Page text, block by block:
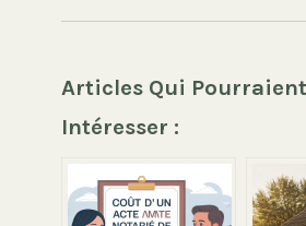
Articles Qui
Intéresser :